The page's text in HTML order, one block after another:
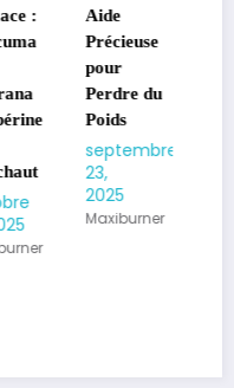
Aide
Précieuse
Perdre du
Poids
septembre
23,
2025
Maxiburner
Exercices
Maigrir
et Se
Muscler
19, 2025
Maxiburner